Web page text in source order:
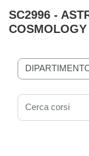
SC2996 -
COSMOLOGY
Categorie di corso
Cerca corsi